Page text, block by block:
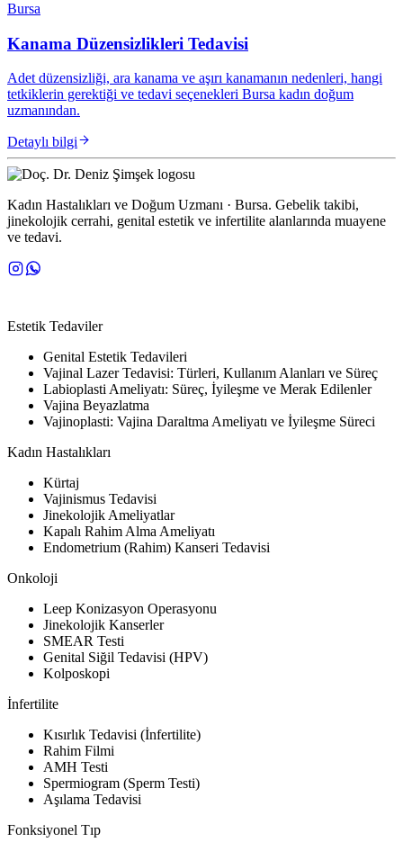
Kanama Düzensizlikleri Tedavisi
Adet düzensizliği, ara kanama ve aşırı kanamanın nedenleri, hangi
tetkiklerin gerektiği ve tedavi seçenekleri Bursa kadın doğum
uzmanından.
Detaylı bilgi
Kadın Hastalıkları ve Doğum Uzmanı · Bursa. Gebelik takibi,
jinekolojik cerrahi, genital estetik ve infertilite alanlarında muayene
ve tedavi.
Estetik Tedaviler
Genital Estetik Tedavileri
Vajinal Lazer Tedavisi: Türleri, Kullanım Alanları ve Süreç
Labioplasti Ameliyatı: Süreç, İyileşme ve Merak Edilenler
Vajina Beyazlatma
Vajinoplasti: Vajina Daraltma Ameliyatı ve İyileşme Süreci
Kadın Hastalıkları
Kürtaj
Vajinismus Tedavisi
Jinekolojik Ameliyatlar
Kapalı Rahim Alma Ameliyatı
Endometrium (Rahim) Kanseri Tedavisi
Onkoloji
Leep Konizasyon Operasyonu
Jinekolojik Kanserler
SMEAR Testi
Genital Siğil Tedavisi (HPV)
Kolposkopi
İnfertilite
Kısırlık Tedavisi (İnfertilite)
Rahim Filmi
AMH Testi
Spermiogram (Sperm Testi)
Aşılama Tedavisi
Fonksiyonel Tıp